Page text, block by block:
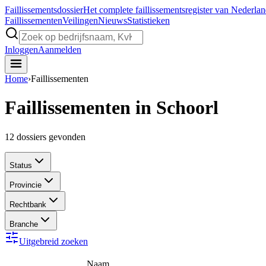
FaillissementsdossierHet complete faillissementsregister van
FaillissementenVeilingenNieuwsStatistieken
InloggenAanmelden
Home›Faillissementen
Faillissementen in Schoorl
12 dossiers gevonden
Status
Provincie
Rechtbank
Branche
Uitgebreid zoeken
Naam